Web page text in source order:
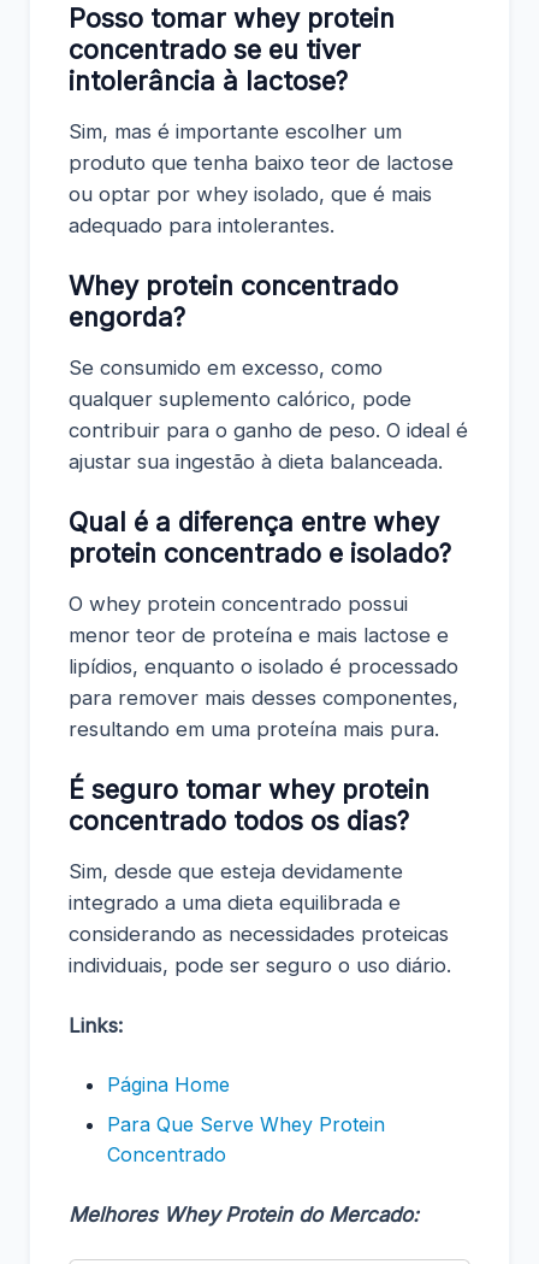
Posso tomar whey protein
concentrado se eu tiver
intolerância à lactose?
Sim, mas é importante escolher um
produto que tenha baixo teor de lactose
ou optar por whey isolado, que é mais
adequado para intolerantes.
Whey protein concentrado
engorda?
Se consumido em excesso, como
qualquer suplemento calórico, pode
contribuir para o ganho de peso. O ideal é
ajustar sua ingestão à dieta balanceada.
Qual é a diferença entre whey
protein concentrado e isolado?
O whey protein concentrado possui
menor teor de proteína e mais lactose e
lipídios, enquanto o isolado é processado
para remover mais desses componentes,
resultando em uma proteína mais pura.
É seguro tomar whey protein
concentrado todos os dias?
Sim, desde que esteja devidamente
integrado a uma dieta equilibrada e
considerando as necessidades proteicas
individuais, pode ser seguro o uso diário.
Links:
Página Home
Para Que Serve Whey Protein
Concentrado
Melhores Whey Protein do Mercado: